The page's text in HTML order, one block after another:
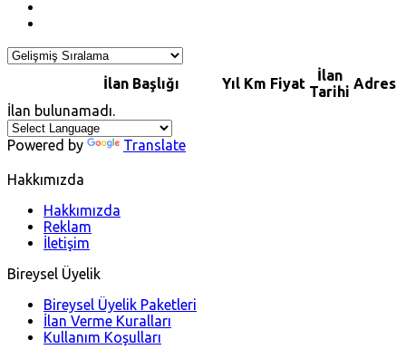
İlan Başlığı Yıl Km Fiyat
İlan
Tarihi Adres
İlan bulunamadı.
Powered by Translate
Hakkımızda
Hakkımızda
Reklam
İletişim
Bireysel Üyelik
Bireysel Üyelik Paketleri
İlan Verme Kuralları
Kullanım Koşulları